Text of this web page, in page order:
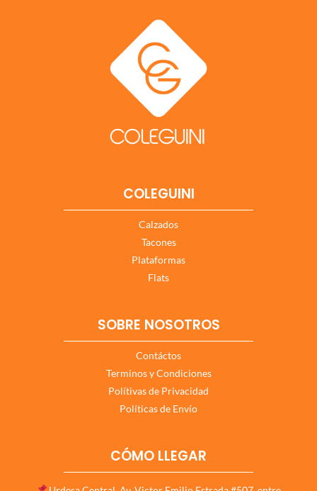
COLEGUINI
Calzados
Tacones
Plataformas
Flats
SOBRE NOSOTROS
Contáctos
Terminos y Condiciones
Polítivas de Privacidad
Políticas de Envío
CÓMO LLEGAR